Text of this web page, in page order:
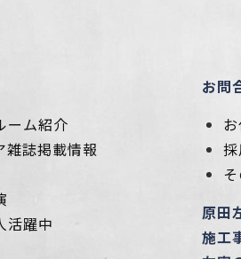
ーム紹介
雑誌掲載情報
活躍中
お問
原田
施工